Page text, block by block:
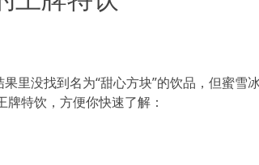
里没找到名为“甜心方块”的饮品，但蜜雪
特饮，方便你快速了解：